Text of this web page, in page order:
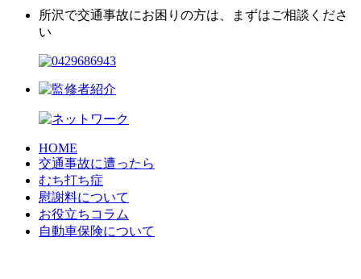
所沢で交通事故にお困りの方は、まずはご相談くださ
い
HOME
交通事故に遭ったら
むち打ち症
慰謝料について
お役立ちコラム
自動車保険について